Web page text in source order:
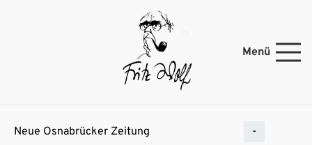
Menü
Neue Osnabrücker Zeitung